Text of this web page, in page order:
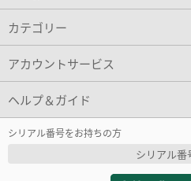
カテゴリー
アカウントサービス
ヘルプ＆ガイド
シリアル番号をお持ちの方
シリアル番